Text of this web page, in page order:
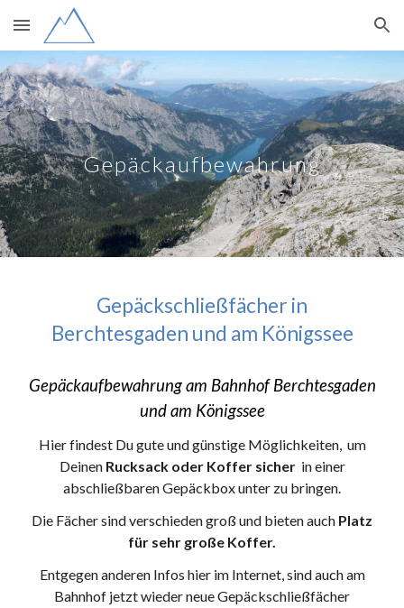
Skip to main content Skip to navigation
Gepäckaufbewahrung
Gepäckschließfächer in
Berchtesgaden und am Königssee
Gepäckaufbewahrung am Bahnhof Berchtesgaden
und am Königssee
Hier findest Du gute und günstige Möglichkeiten, um
Deinen Rucksack oder Koffer sicher in einer
abschließbaren Gepäckbox unter zu bringen.
Die Fächer sind verschieden groß und bieten auch Platz
für sehr große Koffer.
Entgegen anderenInfos hier im Internet, sind auch am
Bahnhof jetzt wieder neue Gepäckschließfächer